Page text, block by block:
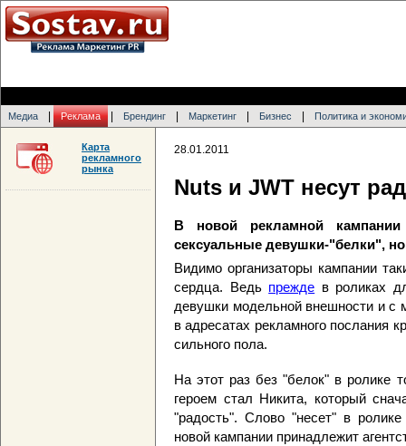
Медиа Реклама Брендинг Маркетинг Бизнес Политика и
28.01.2011
Nuts и JWT несут
В новой рекламной
сексуальные девушки-"белки",
Видимо организаторы кампании
сердца. Ведь прежде в роликах
девушки модельной внешности и с
в адресатах рекламного послания
сильного пола.
На этот раз без "белок" в ролике
героем стал Никита, который
"радость". Слово "несет" в
новой кампании принадлежит
Карта
рекламного
рынка